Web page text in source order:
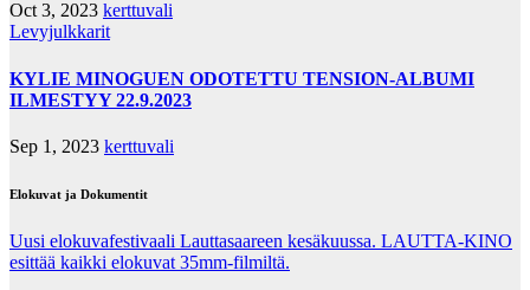
Oct 3, 2023 kerttuvali
Levyjulkkarit
KYLIE MINOGUEN ODOTETTU TENSION-ALBUMI
ILMESTYY 22.9.2023
Sep 1, 2023 kerttuvali
Elokuvat ja Dokumentit
Uusi elokuvafestivaali Lauttasaareen kesäkuussa. LAUTTA-KINO
esittää kaikki elokuvat 35mm-filmiltä.